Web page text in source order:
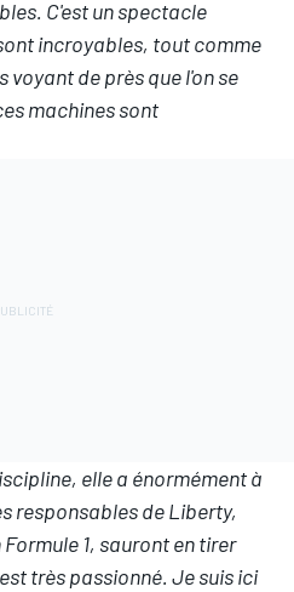
C'est un spectacle
incroyables, tout comme
voyant de près que l'on se
machines sont
elle a énormément à
responsables de Liberty,
1, sauront en tirer
très passionné. Je suis ici